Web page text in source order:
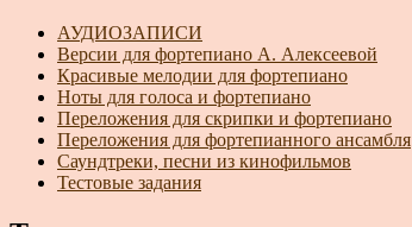
АУДИОЗАПИСИ
Версии для фортепиано А. Алексеевой
Красивые мелодии для фортепиано
Ноты для голоса и фортепиано
Переложения для скрипки и фортепиано
Переложения для фортепианного ансамбля
Саундтреки, песни из кинофильмов
Тестовые задания